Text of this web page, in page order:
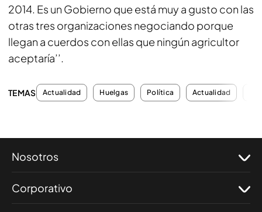
2014. Es un Gobierno que está muy a gusto con las
otras tres organizaciones negociando porque
llegan a cuerdos con ellas que ningún agricultor
aceptaría’’.
TEMAS Actualidad Huelgas Política Actualidad
Nosotros
Corporativo